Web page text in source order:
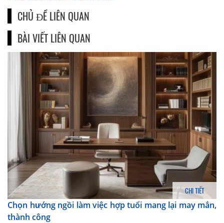
CHỦ ĐỀ LIÊN QUAN
BÀI VIẾT LIÊN QUAN
CHI TIẾT
Chọn hướng ngồi làm việc hợp tuổi mang lại may mắn,
thành công